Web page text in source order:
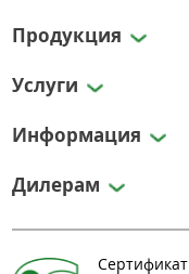
Продукция
Услуги
Информация
Дилерам
Сертификат